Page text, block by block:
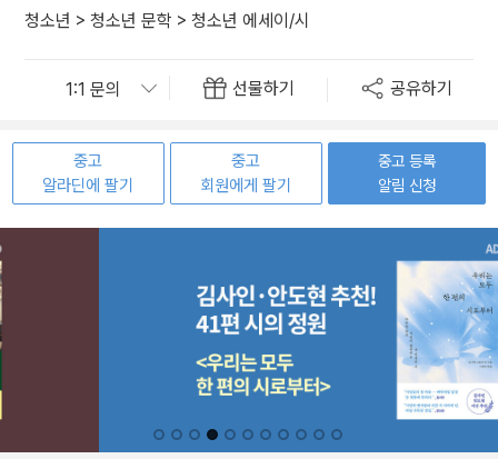
청소년 > 청소년 문학 > 청소년 에세이/시
선물하기 공유하기
중고
알라딘에 팔기
중고
회원에게 팔기
중고 등록
알림 신청